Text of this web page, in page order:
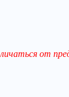
от